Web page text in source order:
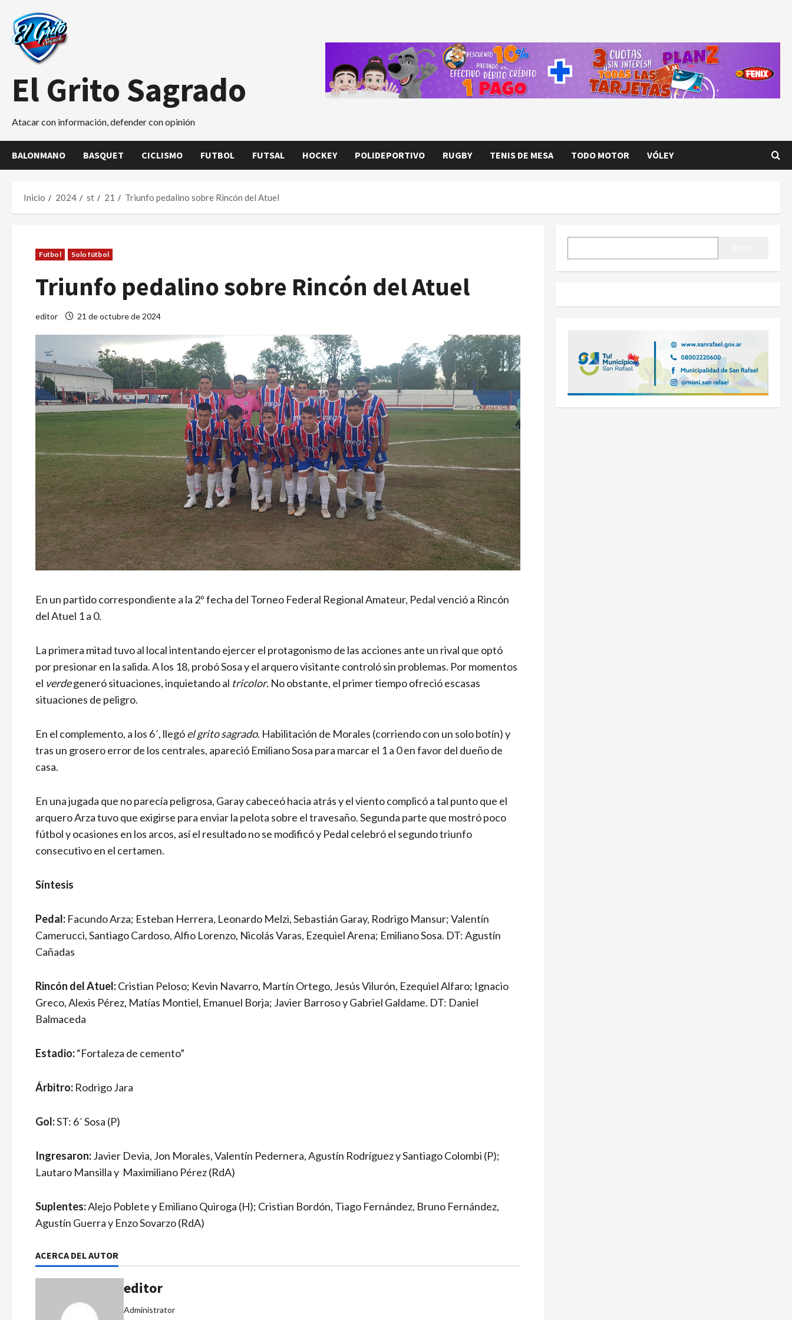
contenido
El Grito Sagrado
Atacar con información, defender con opinión
BALONMANO BASQUET CICLISMO FUTBOL FUTSAL HOCKEY POLIDEPORTIVO RUGBY TENIS DE MESA TODO MOTOR VÓLEY
Inicio 2024 st 21 Triunfo pedalino sobre Rincón del Atuel
Futbol Solo fútbol
Triunfo pedalino sobre Rincón del Atuel
editor 21 de octubre de 2024
En un partido correspondiente a la 2º fecha del Torneo Federal Regional Amateur, Pedal venció a Rincón
del Atuel 1 a 0.
La primera mitad tuvo al local intentando ejercer el protagonismo de las acciones ante un rival que optó
por presionar en la salida. A los 18, probó Sosa y el arquero visitante controló sin problemas. Por momentos
el verdegeneró situaciones, inquietando al tricolor. No obstante, el primer tiempo ofreció escasas
situaciones de peligro.
En el complemento, a los 6´, llegóel grito sagrado. Habilitación de Morales (corriendo con un solo botín) y
tras un grosero error de los centrales, apareció Emiliano Sosa para marcar el 1 a 0 en favor del dueño de
casa.
En una jugada que no parecía peligrosa, Garay cabeceó hacia atrás y el viento complicó a tal punto que el
arquero Arza tuvo que exigirse para enviar la pelota sobre el travesaño. Segunda parte que mostró poco
fútbol y ocasiones en los arcos, así el resultado no se modificó y Pedal celebró el segundo triunfo
consecutivo en el certamen.
Síntesis
Pedal: Facundo Arza; Esteban Herrera, Leonardo Melzi, Sebastián Garay, Rodrigo Mansur; Valentín
Camerucci, Santiago Cardoso, Alfio Lorenzo, Nicolás Varas, Ezequiel Arena; Emiliano Sosa. DT: Agustín
Cañadas
Rincón del Atuel:Cristian Peloso; Kevin Navarro, Martín Ortego, Jesús Vilurón, Ezequiel Alfaro; Ignacio
Greco, Alexis Pérez, Matías Montiel, Emanuel Borja; Javier Barroso y Gabriel Galdame. DT: Daniel
Balmaceda
Estadio:“Fortaleza de cemento”
Árbitro: Rodrigo Jara
Gol:ST: 6´ Sosa (P)
Ingresaron:Javier Devia, Jon Morales, Valentín Pedernera, Agustín Rodríguez y Santiago Colombi (P);
Lautaro Mansilla y Maximiliano Pérez (RdA)
Suplentes:Alejo Poblete y Emiliano Quiroga (H); Cristian Bordón, Tiago Fernández, Bruno Fernández,
Agustín Guerra y Enzo Sovarzo (RdA)
ACERCA DEL AUTOR
editor
Administrator